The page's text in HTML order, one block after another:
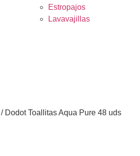
Estropajos
Lavavajillas
/ Dodot Toallitas Aqua Pure 48 uds